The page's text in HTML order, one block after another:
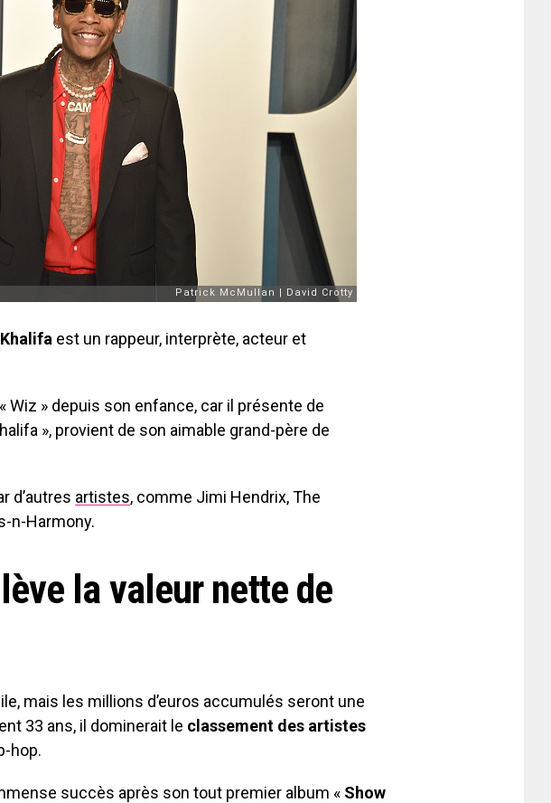
est un rappeur, interprète, acteur et
Wiz » depuis son enfance, car il présente de
», provient de son aimable grand-père de
d’autres artistes, comme Jimi Hendrix, The
n-Harmony.
la valeur nette de
mais les millions d’euros accumulés seront une
33 ans, il dominerait le classement des artistes
hop.
succès après son tout premier album « Show